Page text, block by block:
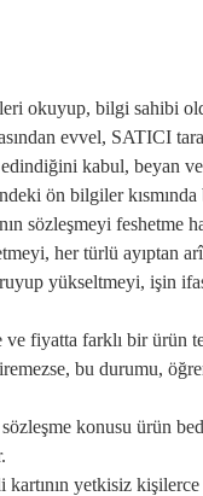
okuyup, bilgi sahibi
evvel, SATICI
kabul, beyan ve
ön bilgiler
sözleşmeyi feshetme
her türlü ayıptan
yükseltmeyi, işin
fiyatta farklı bir ürün
bu durumu,
konusu ürün
yetkisiz kişilerce